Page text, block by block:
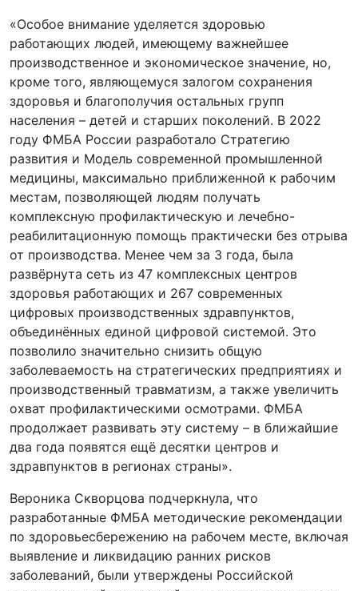
«Особое внимание уделяется здоровью
работающих людей, имеющему важнейшее
производственное и экономическое значение, но,
кроме того, являющемуся залогом сохранения
здоровья и благополучия остальных групп
населения – детей и старших поколений. В 2022
году ФМБА России разработало Стратегию
развития и Модель современной промышленной
медицины, максимально приближенной к рабочим
местам, позволяющей людям получать
комплексную профилактическую и лечебно-
реабилитационную помощь практически без отрыва
от производства. Менее чем за 3 года, была
развёрнута сеть из 47 комплексных центров
здоровья работающих и 267 современных
цифровых производственных здравпунктов,
объединённых единой цифровой системой. Это
позволило значительно снизить общую
заболеваемость на стратегических предприятиях и
производственный травматизм, а также увеличить
охват профилактическими осмотрами. ФМБА
продолжает развивать эту систему – в ближайшие
два года появятся ещё десятки центров и
здравпунктов в регионах страны».
Вероника Скворцова подчеркнула, что
разработанные ФМБА методические рекомендации
по здоровьесбережению на рабочем месте, включая
выявление и ликвидацию ранних рисков
заболеваний, были утверждены Российской